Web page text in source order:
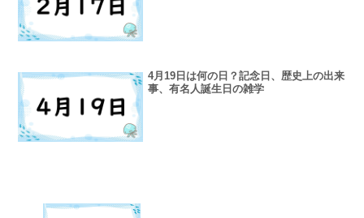
4月19日は何の日？記念日、歴史上の出来
事、有名人誕生日の雑学